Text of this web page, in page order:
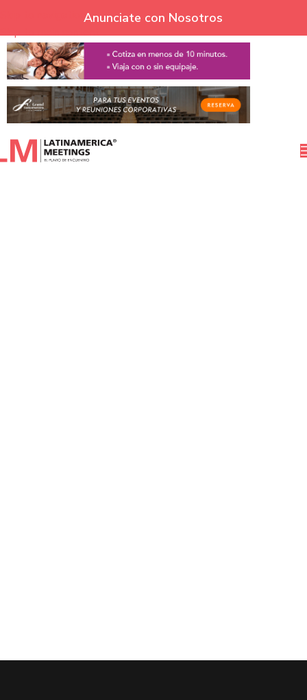
Skip to navigation
Skip to main content
Anunciate con Nosotros